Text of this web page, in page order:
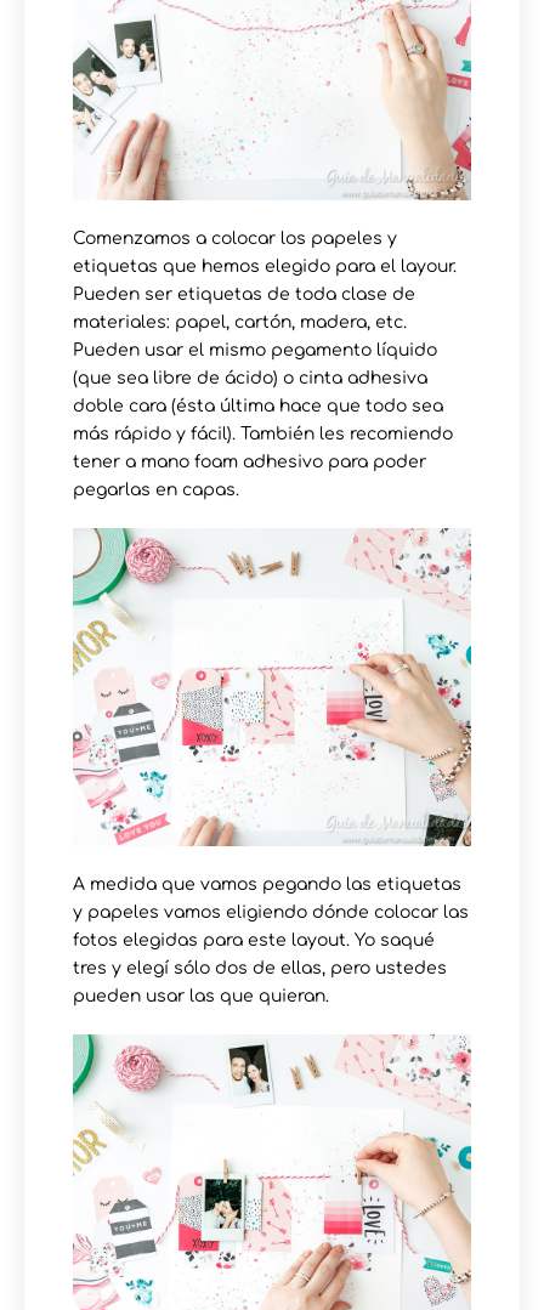
Comenzamos a colocar los papeles y
etiquetas que hemos elegido para el layour.
Pueden ser etiquetas de toda clase de
materiales: papel, cartón, madera, etc.
Pueden usar el mismo pegamento líquido
(que sea libre de ácido) o cinta adhesiva
doble cara (ésta última hace que todo sea
más rápido y fácil). También les recomiendo
tener a mano foam adhesivo para poder
pegarlas en capas.
A medida que vamos pegando las etiquetas
y papeles vamos eligiendo dónde colocar las
fotos elegidas para este layout. Yo saqué
tres y elegí sólo dos de ellas, pero ustedes
pueden usar las que quieran.